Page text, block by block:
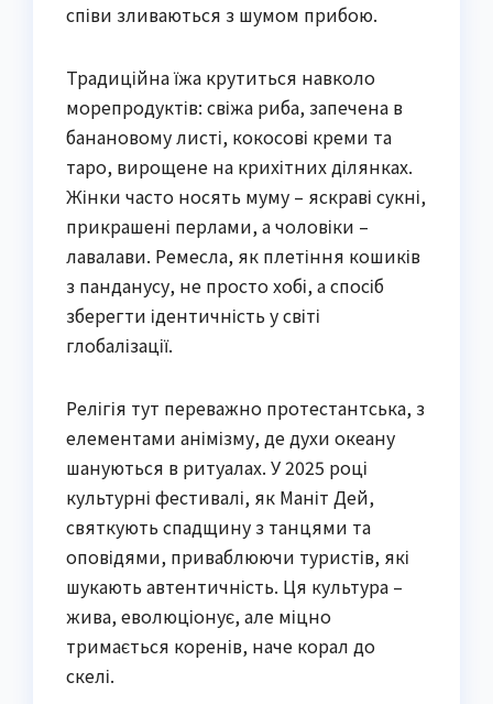
співи зливаються з шумом прибою.
Традиційна їжа крутиться навколо
морепродуктів: свіжа риба, запечена в
банановому листі, кокосові креми та
таро, вирощене на крихітних ділянках.
Жінки часто носять муму – яскраві сукні,
прикрашені перлами, а чоловіки –
лавалави. Ремесла, як плетіння кошиків
з панданусу, не просто хобі, а спосіб
зберегти ідентичність у світі
глобалізації.
Релігія тут переважно протестантська, з
елементами анімізму, де духи океану
шануються в ритуалах. У 2025 році
культурні фестивалі, як Маніт Дей,
святкують спадщину з танцями та
оповідями, приваблюючи туристів, які
шукають автентичність. Ця культура –
жива, еволюціонує, але міцно
тримається коренів, наче корал до
скелі.